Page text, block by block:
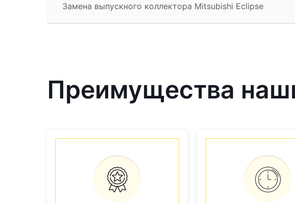
Замена выпускного коллектора Mitsubishi Eclipse
Преимущества